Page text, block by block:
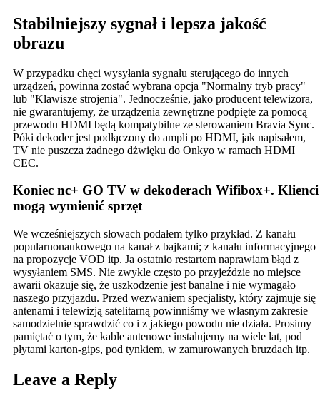
Stabilniejszy sygnał i lepsza jakość
obrazu
W przypadku chęci wysyłania sygnału sterującego do innych
urządzeń, powinna zostać wybrana opcja "Normalny tryb pracy"
lub "Klawisze strojenia". Jednocześnie, jako producent telewizora,
nie gwarantujemy, że urządzenia zewnętrzne podpięte za pomocą
przewodu HDMI będą kompatybilne ze sterowaniem Bravia Sync.
Póki dekoder jest podłączony do ampli po HDMI, jak napisałem,
TV nie puszcza żadnego dźwięku do Onkyo w ramach HDMI
CEC.
Koniec nc+ GO TV w dekoderach Wifibox+. Klienci
mogą wymienić sprzęt
We wcześniejszych słowach podałem tylko przykład. Z kanału
popularnonaukowego na kanał z bajkami; z kanału informacyjnego
na propozycje VOD itp. Ja ostatnio restartem naprawiam błąd z
wysyłaniem SMS. Nie zwykle często po przyjeździe no miejsce
awarii okazuje się, że uszkodzenie jest banalne i nie wymagało
naszego przyjazdu. Przed wezwaniem specjalisty, który zajmuje się
antenami i telewizją satelitarną powinniśmy we własnym zakresie –
samodzielnie sprawdzić co i z jakiego powodu nie działa. Prosimy
pamiętać o tym, że kable antenowe instalujemy na wiele lat, pod
płytami karton-gips, pod tynkiem, w zamurowanych bruzdach itp.
Leave a Reply